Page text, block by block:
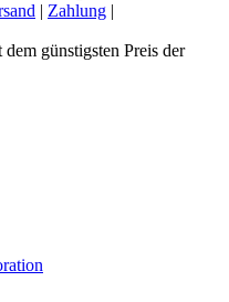
| Zahlung |
günstigsten Preis der